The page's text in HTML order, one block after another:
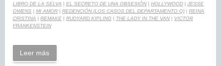
LIBRO DE LA SELVA | EL SECRETO DE UNA OBSESIÓN | HOLLYWOOD | JESSE
OWENS | MI AMOR | REDENCIÓN (LOS CASOS DEL DEPARTAMENTO Q) | REINA
CRISTINA | REMAKE | RUDYARD KIPLING | THE LADY IN THE VAN | VICTOR
FRANKENSTEIN
Leer más